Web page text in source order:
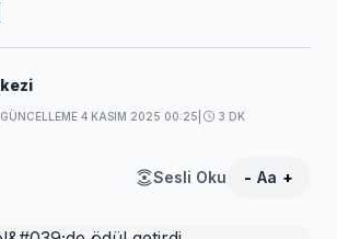
GÜNCELLEME 4 KASIM 2025 00:25 3 DK
Sesli Oku - Aa +